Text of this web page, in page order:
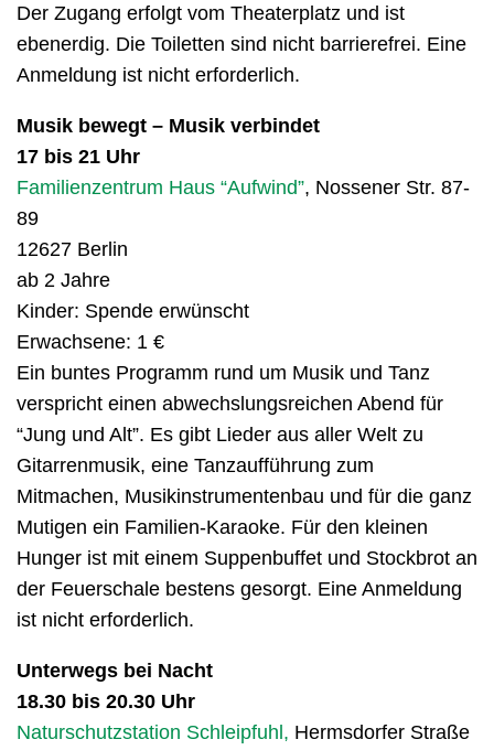
Der Zugang erfolgt vom Theaterplatz und ist
ebenerdig. Die Toiletten sind nicht barrierefrei. Eine
Anmeldung ist nicht erforderlich.
Musik bewegt – Musik verbindet
17 bis 21 Uhr
Familienzentrum Haus “Aufwind”, Nossener Str. 87-
89
12627 Berlin
ab 2 Jahre
Kinder: Spende erwünscht
Erwachsene: 1 €
Ein buntes Programm rund um Musik und Tanz
verspricht einen abwechslungsreichen Abend für
“Jung und Alt”. Es gibt Lieder aus aller Welt zu
Gitarrenmusik, eine Tanzaufführung zum
Mitmachen, Musikinstrumentenbau und für die ganz
Mutigen ein Familien-Karaoke. Für den kleinen
Hunger ist mit einem Suppenbuffet und Stockbrot an
der Feuerschale bestens gesorgt. Eine Anmeldung
ist nicht erforderlich.
Unterwegs bei Nacht
18.30 bis 20.30 Uhr
Naturschutzstation Schleipfuhl, Hermsdorfer Straße